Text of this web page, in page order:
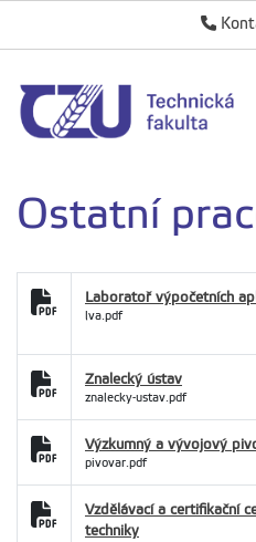
Ostatní
Laboratoř výpočetních
lva.pdf
Znalecký ústav
znalecky-ustav.pdf
Výzkumný a vývojový
pivovar.pdf
Vzdělávací a certifikační
techniky